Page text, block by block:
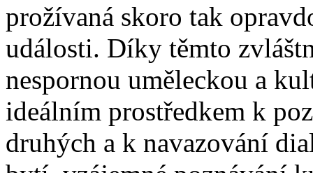
prožívaná skoro tak
události. Díky těmto
nespornou uměleckou a
ideálním prostředkem k
druhých a k navazování